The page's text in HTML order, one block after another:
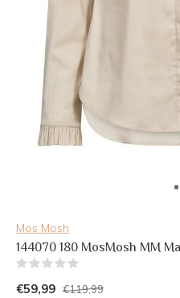
Mos Mosh
144070 180 MosMosh MM
€59,99 €119,99